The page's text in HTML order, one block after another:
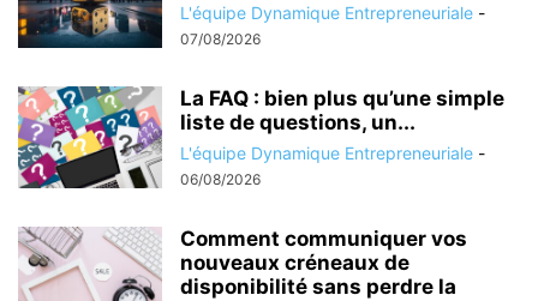
L'équipe Dynamique Entrepreneuriale -
07/08/2026
La FAQ : bien plus qu’une simple
liste de questions, un...
L'équipe Dynamique Entrepreneuriale -
06/08/2026
Comment communiquer vos
nouveaux créneaux de
disponibilité sans perdre la